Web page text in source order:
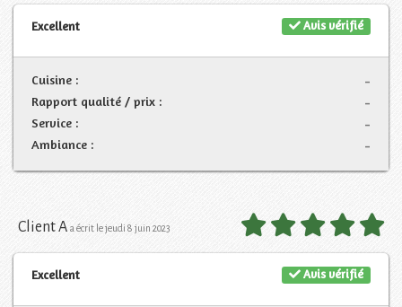
Avis vérifié
Excellent
-
Cuisine :
-
Rapport qualité / prix :
-
Service :
-
Ambiance :
Client A a écrit le jeudi 8 juin 2023
Avis vérifié
Excellent